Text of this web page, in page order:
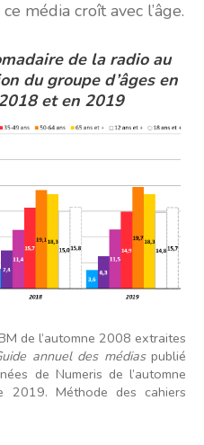
média croît avec l’âge.
de la radio au
du groupe d’âges en
et en 2019
de l’automne 2008 extraites
annuel des médiaspublié
de Numeris de l’automne
2019. Méthode des cahiers